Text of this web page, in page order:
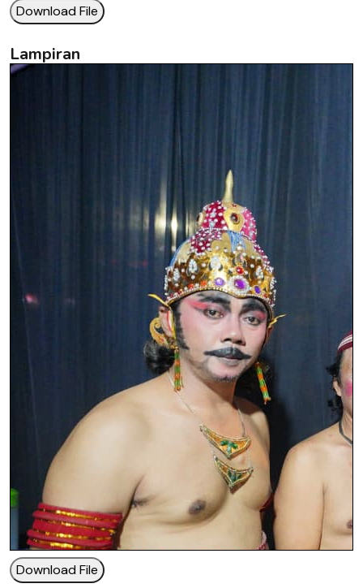
Download File
Lampiran
Download File